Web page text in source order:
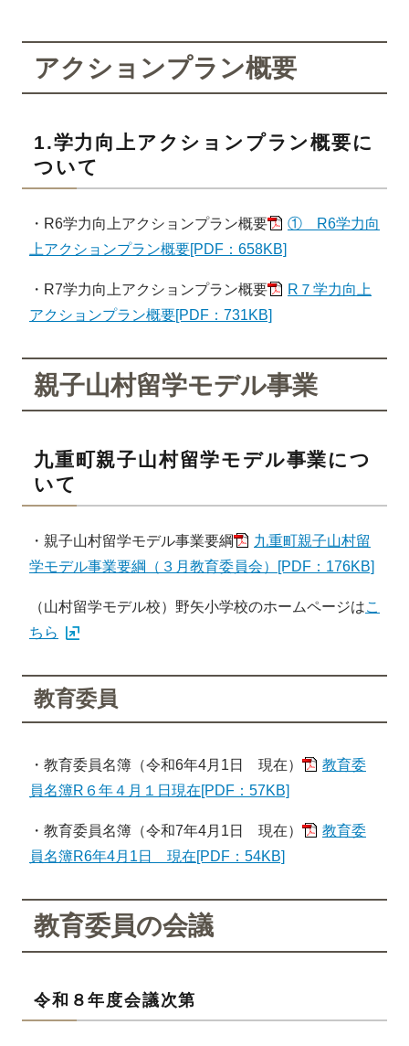
アクションプラン概要
1.学力向上アクションプラン概要に
ついて
・R6学力向上アクションプラン概要
① R6学力向
上アクションプラン概要[PDF：658KB]
・R7学力向上アクションプラン概要
R７学力向上
アクションプラン概要[PDF：731KB]
親子山村留学モデル事業
九重町親子山村留学モデル事業につ
いて
・親子山村留学モデル事業要綱
九重町親子山村留
学モデル事業要綱（３月教育委員会）[PDF：176KB]
（山村留学モデル校）野矢小学校のホームページはこ
ちら
教育委員
・教育委員名簿（令和6年4月1日 現在）
教育委
員名簿R６年４月１日現在[PDF：57KB]
・教育委員名簿（令和7年4月1日 現在）
教育委
員名簿R6年4月1日 現在[PDF：54KB]
教育委員の会議
令和８年度会議次第